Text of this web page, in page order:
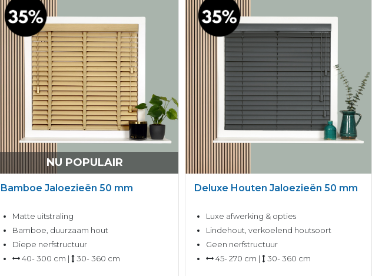
NU POPULAIR
Bamboe Jaloezieën 50 mm
Matte uitstraling
Bamboe, duurzaam hout
Diepe nerfstructuur
40- 300 cm | 30- 360 cm
Deluxe Houten Jaloezieën 50 mm
Luxe afwerking & opties
Lindehout, verkoelend houtsoort
Geen nerfstructuur
45- 270 cm |
30- 360 cm